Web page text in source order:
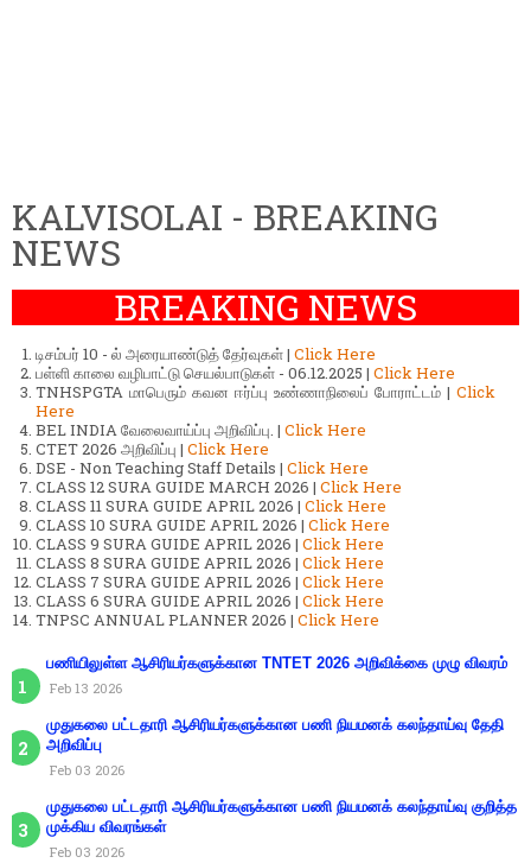
KALVISOLAI - BREAKING
NEWS
BREAKING NEWS
டிசம்பர் 10 - ல் அரையாண்டுத் தேர்வுகள் | Click Here
பள்ளி காலை வழிபாட்டு செயல்பாடுகள் - 06.12.2025 | Click Here
TNHSPGTA மாபெரும் கவன ஈர்ப்பு உண்ணாநிலைப் போராட்டம் | Click
Here
BEL INDIA வேலைவாய்ப்பு அறிவிப்பு. | Click Here
CTET 2026 அறிவிப்பு | Click Here
DSE - Non Teaching Staff Details | Click Here
CLASS 12 SURA GUIDE MARCH 2026 | Click Here
CLASS 11 SURA GUIDE APRIL 2026 | Click Here
CLASS 10 SURA GUIDE APRIL 2026 | Click Here
CLASS 9 SURA GUIDE APRIL 2026 | Click Here
CLASS 8 SURA GUIDE APRIL 2026 | Click Here
CLASS 7 SURA GUIDE APRIL 2026 | Click Here
CLASS 6 SURA GUIDE APRIL 2026 | Click Here
TNPSC ANNUAL PLANNER 2026 | Click Here
பணியிலுள்ள ஆசிரியர்களுக்கான TNTET 2026 அறிவிக்கை முழு விவரம்
Feb 13 2026
முதுகலை பட்டதாரி ஆசிரியர்களுக்கான பணி நியமனக் கலந்தாய்வு தேதி
அறிவிப்பு
Feb 03 2026
முதுகலை பட்டதாரி ஆசிரியர்களுக்கான பணி நியமனக் கலந்தாய்வு குறித்த
முக்கிய விவரங்கள்
Feb 03 2026